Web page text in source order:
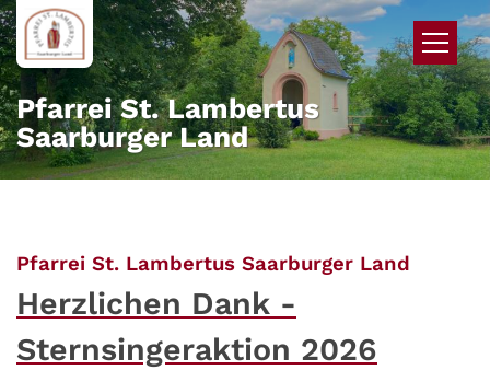
Zum Inhalt springen
Pfarrei St. Lambertus
Saarburger Land
Pfarrei St. Lambertus Saarburger Land
Herzlichen Dank -
Sternsingeraktion 2026